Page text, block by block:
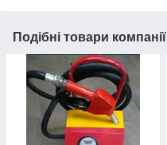
Подібні товари компанії